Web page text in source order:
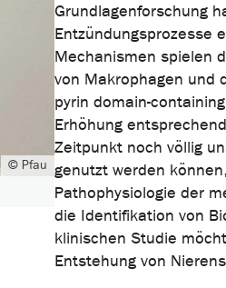
© Pfau
Grundlagenforschung
Entzündungsprozesse
Mechanismen spielen
von Makrophagen und
pyrin domain-
Erhöhung
Zeitpunkt noch völlig
genutzt werden
Pathophysiologie der
die Identifikation von
klinischen Studie
Entstehung von